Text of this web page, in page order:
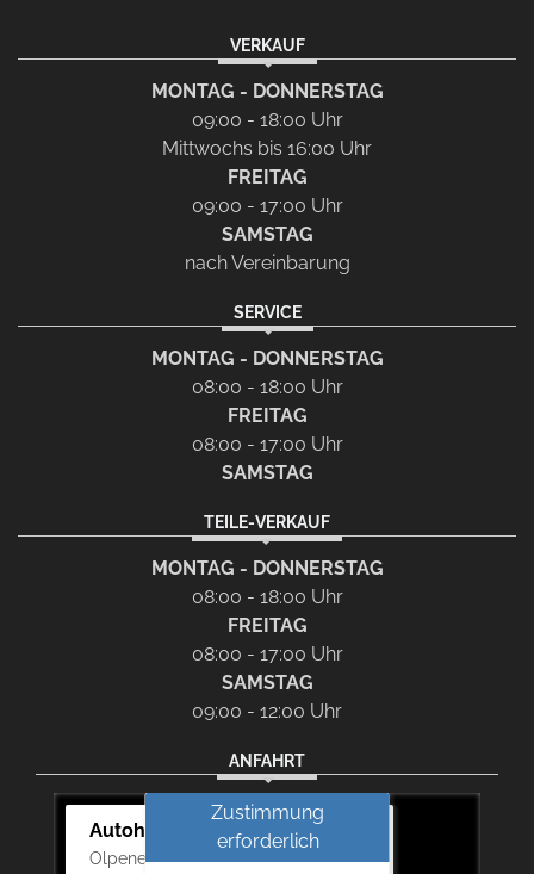
VERKAUF
MONTAG - DONNERSTAG
09:00 - 18:00 Uhr
Mittwochs bis 16:00 Uhr
FREITAG
09:00 - 17:00 Uhr
SAMSTAG
nach Vereinbarung
SERVICE
MONTAG - DONNERSTAG
08:00 - 18:00 Uhr
FREITAG
08:00 - 17:00 Uhr
SAMSTAG
TEILE-VERKAUF
MONTAG - DONNERSTAG
08:00 - 18:00 Uhr
FREITAG
08:00 - 17:00 Uhr
SAMSTAG
09:00 - 12:00 Uhr
ANFAHRT
Autohaus Bernd Lurz KG
Olpener Str. 31, 51766 Engelskirchen
Zustimmung
erforderlich